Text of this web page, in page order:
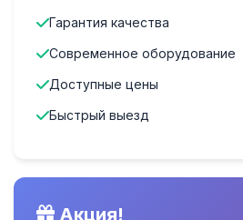
Гарантия качества
Современное оборудование
Доступные цены
Быстрый выезд
Акция!